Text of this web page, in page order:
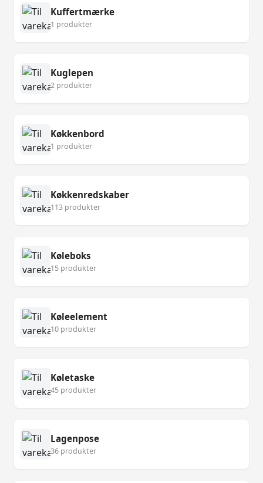
Kuffertmærke
1 produkter
Kuglepen
2 produkter
Køkkenbord
1 produkter
Køkkenredskaber
113 produkter
Køleboks
15 produkter
Køleelement
10 produkter
Køletaske
45 produkter
Lagenpose
36 produkter